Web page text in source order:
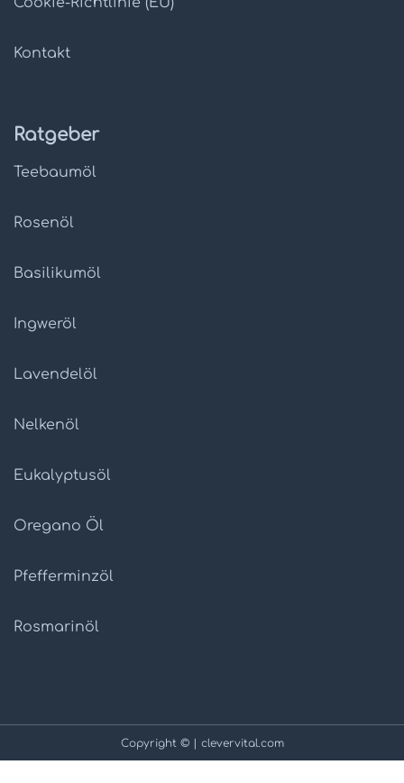
Kontakt
Ratgeber
Teebaumöl
Rosenöl
Basilikumöl
Ingweröl
Lavendelöl
Nelkenöl
Eukalyptusöl
Oregano Öl
Pfefferminzöl
Rosmarinöl
Copyright © | clevervital.com